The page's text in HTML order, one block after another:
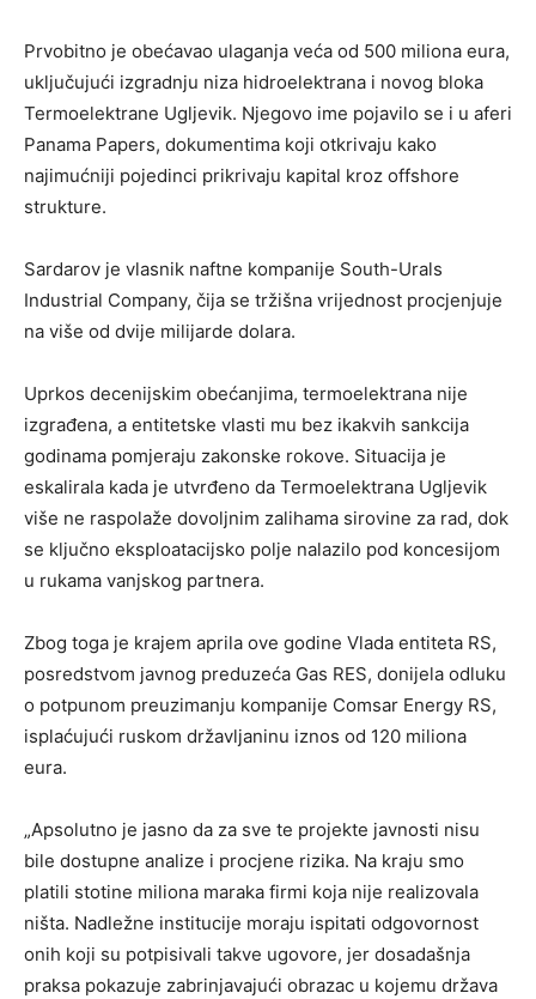
Prvobitno je obećavao ulaganja veća od 500 miliona eura,
uključujući izgradnju niza hidroelektrana i novog bloka
Termoelektrane Ugljevik. Njegovo ime pojavilo se i u aferi
Panama Papers, dokumentima koji otkrivaju kako
najimućniji pojedinci prikrivaju kapital kroz offshore
strukture.
Sardarov je vlasnik naftne kompanije South-Urals
Industrial Company, čija se tržišna vrijednost procjenjuje
na više od dvije milijarde dolara.
Uprkos decenijskim obećanjima, termoelektrana nije
izgrađena, a entitetske vlasti mu bez ikakvih sankcija
godinama pomjeraju zakonske rokove. Situacija je
eskalirala kada je utvrđeno da Termoelektrana Ugljevik
više ne raspolaže dovoljnim zalihama sirovine za rad, dok
se ključno eksploatacijsko polje nalazilo pod koncesijom
u rukama vanjskog partnera.
Zbog toga je krajem aprila ove godine Vlada entiteta RS,
posredstvom javnog preduzeća Gas RES, donijela odluku
o potpunom preuzimanju kompanije Comsar Energy RS,
isplaćujući ruskom državljaninu iznos od 120 miliona
eura.
„Apsolutno je jasno da za sve te projekte javnosti nisu
bile dostupne analize i procjene rizika. Na kraju smo
platili stotine miliona maraka firmi koja nije realizovala
ništa. Nadležne institucije moraju ispitati odgovornost
onih koji su potpisivali takve ugovore, jer dosadašnja
praksa pokazuje zabrinjavajući obrazac u kojemu država